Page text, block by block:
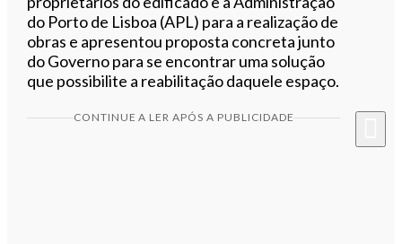
do Porto de Lisboa (APL) para a realização de
obras e apresentou proposta concreta junto
do Governo para se encontrar uma solução
que possibilite a reabilitação daquele espaço.
CONTINUE A LER APÓS A PUBLICIDADE